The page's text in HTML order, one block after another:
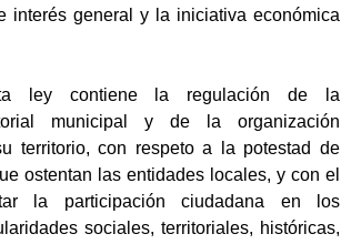
interés general y la iniciativa económica
ley contiene la regulación de la
municipal y de la organización
territorio, con respeto a la potestad de
ostentan las entidades locales, y con el
la participación ciudadana en los
sociales, territoriales, históricas,